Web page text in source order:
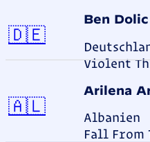
Ben Dolic
Violent
🇩🇪
Arilena
Albanien
Fall From
🇦🇱Albanien